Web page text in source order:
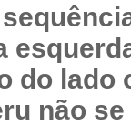
do lado
não